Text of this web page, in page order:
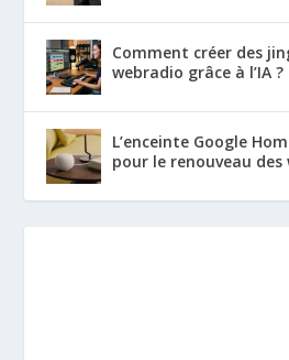
Comment créer des
webradio grâce à l’IA ?
L’enceinte Google
pour le renouveau des